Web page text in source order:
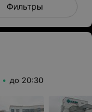
Фильтры
до 20:30